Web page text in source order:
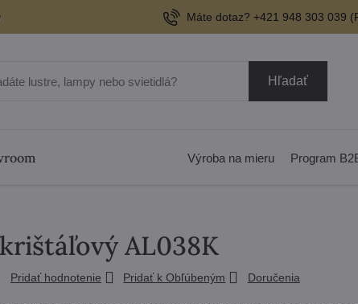
Máte dotaz? +421 948 303 039
Hľadať
Výroba na mieru Program
AL038K
Pridať hodnotenie Pridať k Obľúbeným Doručenia